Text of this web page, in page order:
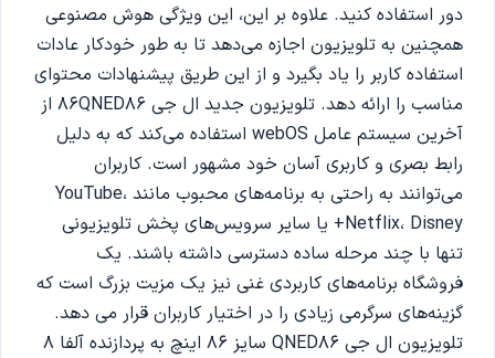
دور استفاده کنید. علاوه بر این، این ویژگی هوش مصنوعی
همچنین به تلویزیون اجازه می‌دهد تا به طور خودکار عادات
استفاده کاربر را یاد بگیرد و از این طریق پیشنهادات محتوای
مناسب را ارائه دهد. تلویزیون جدید ال جی 86QNED86 از
آخرین سیستم عامل webOS استفاده می‌کند که به دلیل
رابط بصری و کاربری آسان خود مشهور است. کاربران
می‌توانند به راحتی به برنامه‌های محبوب مانند YouTube،
Netflix، Disney+ یا سایر سرویس‌های پخش تلویزیونی
تنها با چند مرحله ساده دسترسی داشته باشند. یک
فروشگاه برنامه‌های کاربردی غنی نیز یک مزیت بزرگ است که
گزینه‌های سرگرمی زیادی را در اختیار کاربران قرار می دهد.
تلویزیون ال جی QNED86 سایز 86 اینچ به پردازنده آلفا 8